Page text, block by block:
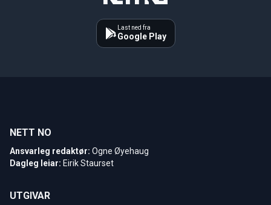
Last ned fra
Google Play
NETT NO
Ansvarleg redaktør: Ogne Øyehaug
Dagleg leiar: Eirik Staurset
UTGIVAR